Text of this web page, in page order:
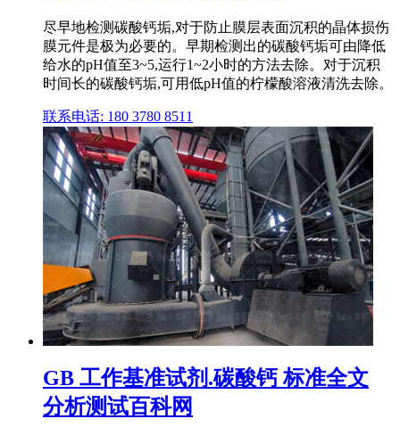
尽早地检测碳酸钙垢,对于防止膜层表面沉积的晶体损伤
膜元件是极为必要的。早期检测出的碳酸钙垢可由降低
给水的pH值至3~5,运行1~2小时的方法去除。对于沉积
时间长的碳酸钙垢,可用低pH值的柠檬酸溶液清洗去除。
联系电话: 180 3780 8511
GB 工作基准试剂.碳酸钙 标准全文
分析测试百科网